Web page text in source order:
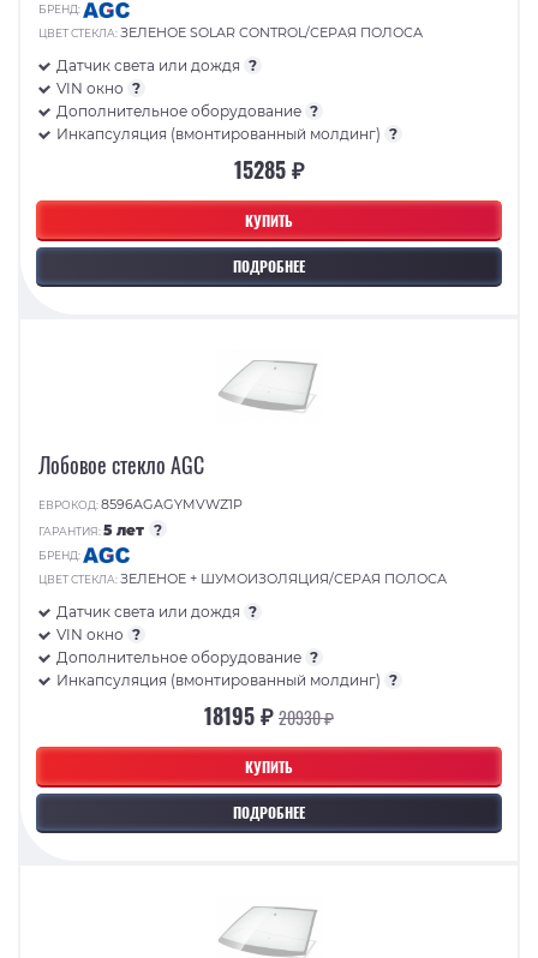
КУПИТЬ
ПОДРОБНЕЕ
БРЕНД:
ЦВЕТ СТЕКЛА:ЗЕЛЕНОЕ SOLAR CONTROL/СЕРАЯ ПОЛОСА
Датчик света или дождя ?
VIN окно ?
Дополнительное оборудование ?
Инкапсуляция (вмонтированный молдинг) ?
15285 ₽
КУПИТЬ
ПОДРОБНЕЕ
Лобовое стекло AGC
ЕВРОКОД:8596AGAGYMVWZ1P
ГАРАНТИЯ:5 лет ?
БРЕНД:
ЦВЕТ СТЕКЛА:ЗЕЛЕНОЕ + ШУМОИЗОЛЯЦИЯ/СЕРАЯ ПОЛОСА
Датчик света или дождя ?
VIN окно ?
Дополнительное оборудование ?
Инкапсуляция (вмонтированный молдинг) ?
18195 ₽20930 ₽